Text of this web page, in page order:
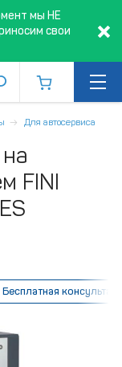
мы НЕ
свои
Для автосервиса
FINI
Бесплатная